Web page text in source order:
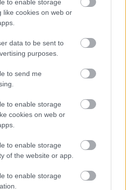
to enable storage
like cookies on web or
data to be sent to
purposes.
to send me
to enable storage
cookies on web or
to enable storage
of the website or app.
to enable storage
tingkat asam
stroberi kaya Tribute lan
pembiakan stroberi
kesehatan.
tuwuhing sel kanker
bisa uga duwe sipat
sing beda-beda nduweni
ana sing luwih apik
rutin bisa mbantu
Stroberi kebak asam
kerusakan DNA. Iki
pilihan sing apik kanggo